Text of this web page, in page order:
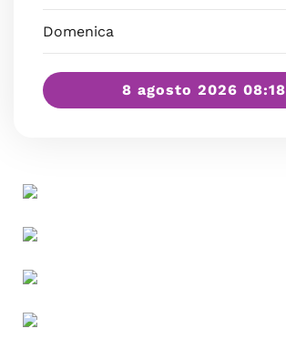
Domenica
8 agosto 2026 08:18